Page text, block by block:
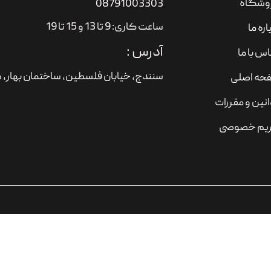
ما
با ما
اصلی
و مقررات
خصوصی
08791003303
ساعت کاری: 9 تا 13 و 15 تا 19
آدرس :
سنندج، خیابان فلسطین،‌ ساختمان بهار،